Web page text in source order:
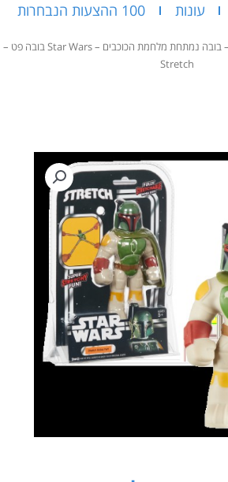
עונות 100 ההצעות הנבחרות
/ סטרץ’ – בובה נמתחת מלחמת הכוכבים – Star Wars בובה פט –
Stretch